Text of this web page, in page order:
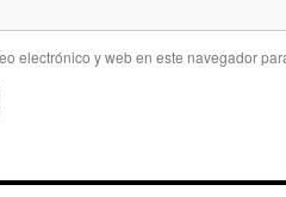
electrónico y web en este navegador